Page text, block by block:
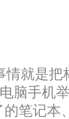
情就是把
脑手机
笔记本